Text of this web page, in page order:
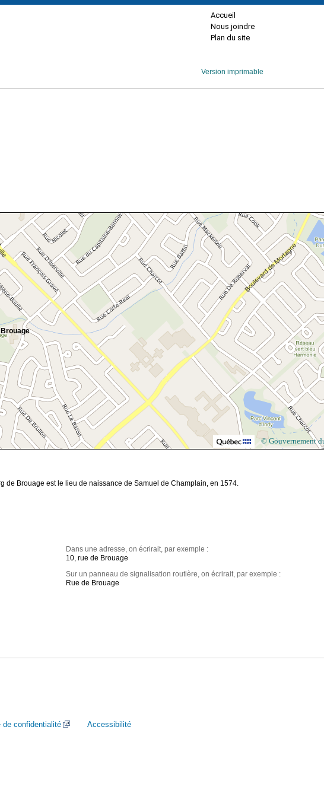
Accueil
Nous joindre
Plan du site
Version imprimable
Brouage
© Gouvernement
de Brouage est le lieu de naissance de Samuel de Champlain, en 1574.
Dans une adresse, on écrirait, par exemple :
10, rue de Brouage
Sur un panneau de signalisation routière, on écrirait, par exemple :
Rue de Brouage
de confidentialité Accessibilité